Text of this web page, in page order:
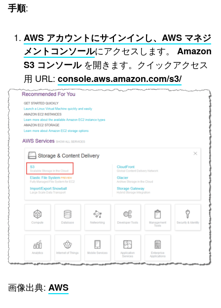
手順:
AWS アカウントにサインインし、AWS マネジ
メントコンソールにアクセスします。 Amazon
S3 コンソールを開きます。クイックアクセス
用 URL: console.aws.amazon.com/s3/
画像出典: AWS